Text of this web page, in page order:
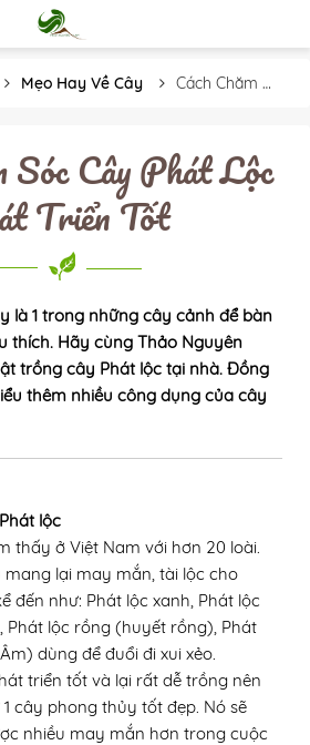
Mẹo Hay Về Cây
Cách Chăm
Tốt
Sóc Cây Phát Lộc
Triển Tốt
là 1 trong những cây cảnh để bàn
thích. Hãy cùng Thảo Nguyên
trồng cây Phát lộc tại nhà. Đồng
thêm nhiều công dụng của cây
lộc
thấy ở Việt Nam với hơn 20 loài.
lại may mắn, tài lộc cho
đến như: Phát lộc xanh, Phát lộc
lộc rồng (huyết rồng), Phát
dùng để đuổi đi xui xẻo.
triển tốt và lại rất dễ trồng nên
cây phong thủy tốt đẹp. Nó sẽ
nhiều may mắn hơn trong cuộc